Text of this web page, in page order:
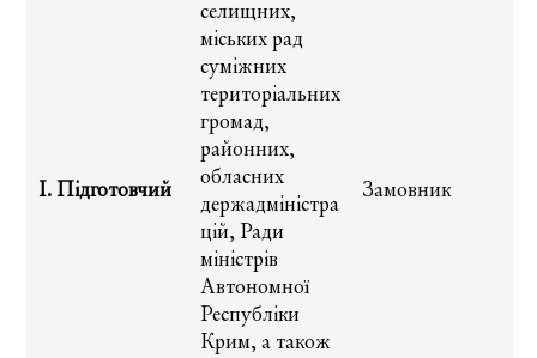
І. Підготовчий
селищних,
міських рад
суміжних
територіальних
громад,
районних,
обласних
держадміністра
цій, Ради
міністрів
Автономної
Республіки
Крим, а також
Замовник